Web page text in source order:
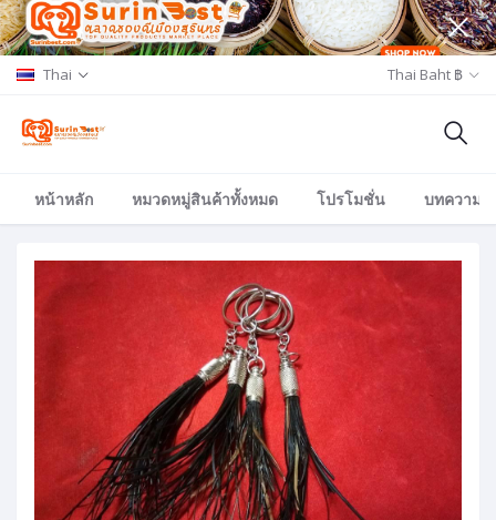
Thai Thai Baht ฿
หน้าหลัก หมวดหมู่สินค้าทั้งหมด โปรโมชั่น บทความ/